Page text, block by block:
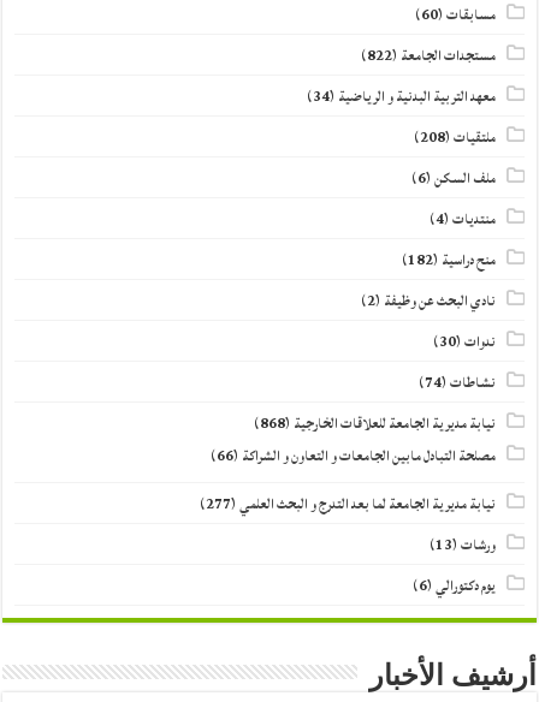
مسابقات(60)
مستجدات الجامعة (822)
معهد التربية البدنية و الرياضية (34)
ملتقيات(208)
ملف السكن(6)
منتديات(4)
منح دراسية (182)
نادي البحث عن وظيفة (2)
ندوات(30)
نشاطات(74)
نيابة مديرية الجامعة للعلاقات الخارجية (868)
مصلحة التبادل مابين الجامعات و التعاون و الشراكة (66)
نيابة مديرية الجامعة لما بعد التدرج و البحث العلمي(277)
ورشات(13)
يوم دكتورالي(6)
أرشيف الأخبار